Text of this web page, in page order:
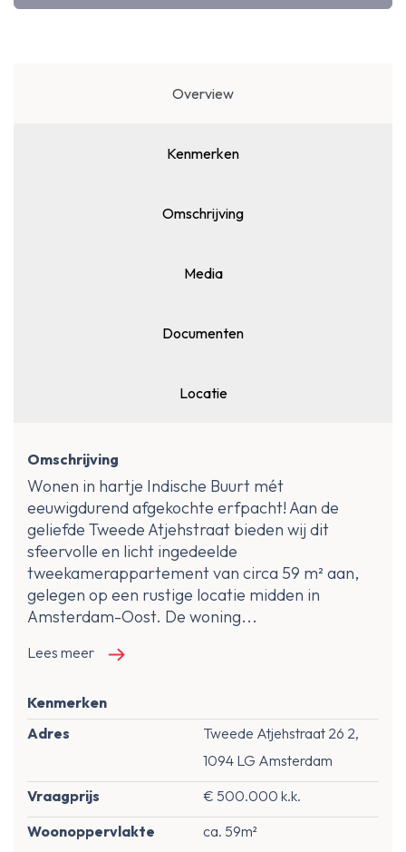
Overview
Kenmerken
Omschrijving
Media
Documenten
Locatie
Omschrijving
Wonen in hartje Indische Buurt mét
eeuwigdurend afgekochte erfpacht! Aan de
geliefde Tweede Atjehstraat bieden wij dit
sfeervolle en licht ingedeelde
tweekamerappartement van circa 59 m² aan,
gelegen op een rustige locatie midden in
Amsterdam-Oost. De woning...
Lees meer
Kenmerken
Adres
Tweede Atjehstraat 26 2,
1094 LG Amsterdam
Vraagprijs
€ 500.000 k.k.
Woonoppervlakte
ca. 59m²